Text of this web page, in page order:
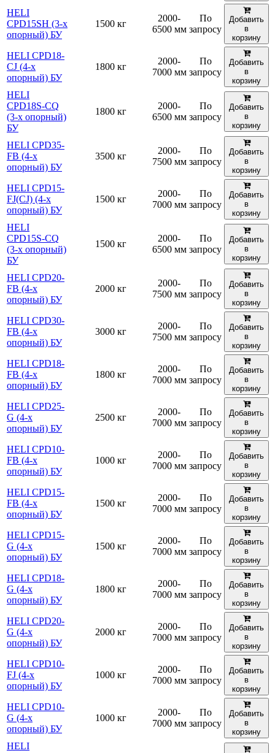
HELI
CPD15SH (3-х
опорный) БУ
1500 кг
2000-
6500 мм
По
запросу
Добавить
в
корзину
HELI CPD18-
CJ (4-х
опорный) БУ
1800 кг
2000-
7000 мм
По
запросу
Добавить
в
корзину
HELI
CPD18S-CQ
(3-х опорный)
БУ
1800 кг
2000-
6500 мм
По
запросу
Добавить
в
корзину
HELI CPD35-
FB (4-х
опорный) БУ
3500 кг
2000-
7500 мм
По
запросу
Добавить
в
корзину
HELI CPD15-
FJ(СJ) (4-х
опорный) БУ
1500 кг
2000-
7000 мм
По
запросу
Добавить
в
корзину
HELI
CPD15S-CQ
(3-х опорный)
БУ
1500 кг
2000-
6500 мм
По
запросу
Добавить
в
корзину
HELI CPD20-
FB (4-х
опорный) БУ
2000 кг
2000-
7500 мм
По
запросу
Добавить
в
корзину
HELI CPD30-
FB (4-х
опорный) БУ
3000 кг
2000-
7500 мм
По
запросу
Добавить
в
корзину
HELI CPD18-
FB (4-х
опорный) БУ
1800 кг
2000-
7000 мм
По
запросу
Добавить
в
корзину
HELI CPD25-
G (4-х
опорный) БУ
2500 кг
2000-
7000 мм
По
запросу
Добавить
в
корзину
HELI CPD10-
FB (4-х
опорный) БУ
1000 кг
2000-
7000 мм
По
запросу
Добавить
в
корзину
HELI CPD15-
FB (4-х
опорный) БУ
1500 кг
2000-
7000 мм
По
запросу
Добавить
в
корзину
HELI CPD15-
G (4-х
опорный) БУ
1500 кг
2000-
7000 мм
По
запросу
Добавить
в
корзину
HELI CPD18-
G (4-х
опорный) БУ
1800 кг
2000-
7000 мм
По
запросу
Добавить
в
корзину
HELI CPD20-
G (4-х
опорный) БУ
2000 кг
2000-
7000 мм
По
запросу
Добавить
в
корзину
HELI CPD10-
FJ (4-х
опорный) БУ
1000 кг
2000-
7000 мм
По
запросу
Добавить
в
корзину
HELI CPD10-
G (4-х
опорный) БУ
1000 кг
2000-
7000 мм
По
запросу
Добавить
в
корзину
HELI